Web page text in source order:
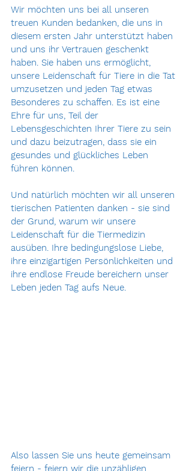
Wir möchten uns bei all unseren
treuen Kunden bedanken, die uns in
diesem ersten Jahr unterstützt haben
und uns ihr Vertrauen geschenkt
haben. Sie haben uns ermöglicht,
unsere Leidenschaft für Tiere in die Tat
umzusetzen und jeden Tag etwas
Besonderes zu schaffen. Es ist eine
Ehre für uns, Teil der
Lebensgeschichten Ihrer Tiere zu sein
und dazu beizutragen, dass sie ein
gesundes und glückliches Leben
führen können.
Und natürlich möchten wir all unseren
tierischen Patienten danken - sie sind
der Grund, warum wir unsere
Leidenschaft für die Tiermedizin
ausüben. Ihre bedingungslose Liebe,
ihre einzigartigen Persönlichkeiten und
ihre endlose Freude bereichern unser
Leben jeden Tag aufs Neue.
Also lassen Sie uns heute gemeinsam
feiern - feiern wir die unzähligen